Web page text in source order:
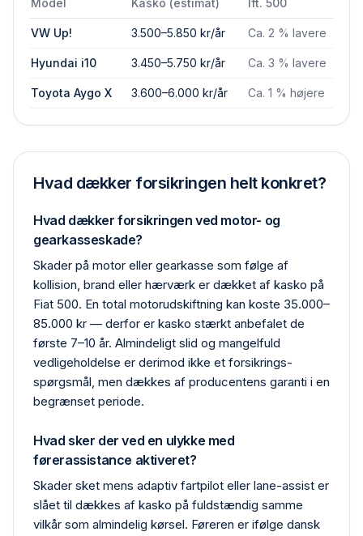
Model Kasko (estimat) Ift. 500
VW Up! 3.500–5.850 kr/år Ca. 2 % lavere
Hyundai i10 3.450–5.750 kr/år Ca. 3 % lavere
Toyota Aygo X 3.600–6.000 kr/år Ca. 1 % højere
Hvad dækker forsikringen helt konkret?
Hvad dækker forsikringen ved motor- og
gearkasseskade?
Skader på motor eller gearkasse som følge af
kollision, brand eller hærværk er dækket af kasko på
Fiat 500. En total motor­udskiftning kan koste 35.000–
85.000 kr — derfor er kasko stærkt anbefalet de
første 7–10 år. Almindeligt slid og mangelfuld
vedligeholdelse er derimod ikke et forsikrings­
spørgsmål, men dækkes af producentens garanti i en
begrænset periode.
Hvad sker der ved en ulykke med
førerassistance aktiveret?
Skader sket mens adaptiv fartpilot eller lane-assist er
slået til dækkes af kasko på fuldstændig samme
vilkår som almindelig kørsel. Føreren er ifølge dansk